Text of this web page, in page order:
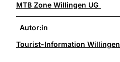
MTB Zone Willingen UG
Autor:in
Tourist-Information Willingen